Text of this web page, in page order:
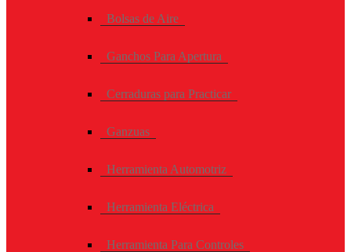
Bolsas de Aire
Ganchos Para Apertura
Cerraduras para Practicar
Ganzuas
Herramienta Automotriz
Herramienta Eléctrica
Herramienta Para Controles